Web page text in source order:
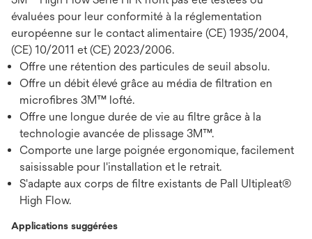
évaluées pour leur conformité à la réglementation
européenne sur le contact alimentaire (CE) 1935/2004,
(CE) 10/2011 et (CE) 2023/2006.
Offre une rétention des particules de seuil absolu.
Offre un débit élevé grâce au média de filtration en
microfibres 3M™ lofté.
Offre une longue durée de vie au filtre grâce à la
technologie avancée de plissage 3M™.
Comporte une large poignée ergonomique, facilement
saisissable pour l'installation et le retrait.
S'adapte aux corps de filtre existants de Pall Ultipleat®
High Flow.
Applications suggérées